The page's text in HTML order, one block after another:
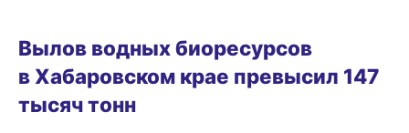
Вылов водных биоресурсов
в Хабаровском крае превысил 147
тысяч тонн